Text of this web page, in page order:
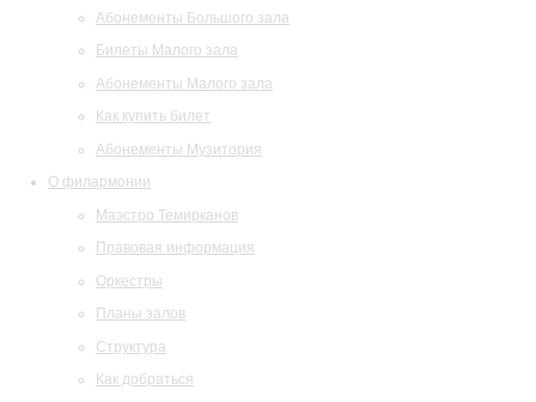
Абонементы Большого зала
Билеты Малого зала
Абонементы Малого зала
Как купить билет
Абонементы Музитория
О филармонии
Маэстро Темирканов
Правовая информация
Оркестры
Планы залов
Структура
Как добраться